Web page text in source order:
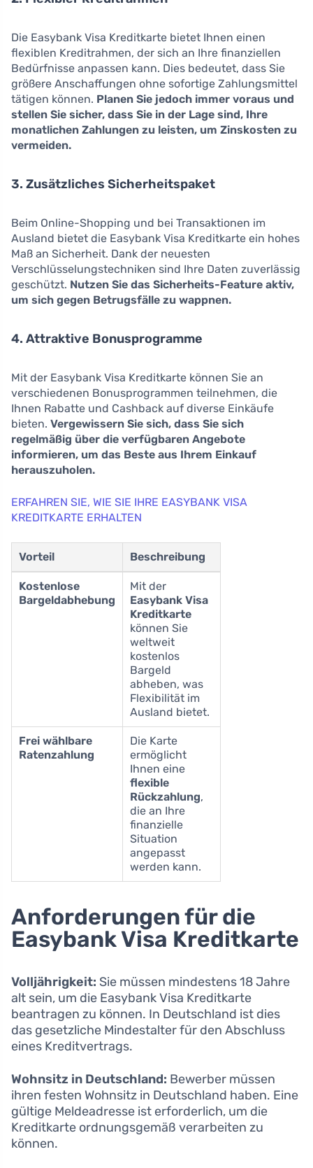
Die Easybank Visa Kreditkarte bietet Ihnen einen
flexiblen Kreditrahmen, der sich an Ihre finanziellen
Bedürfnisse anpassen kann. Dies bedeutet, dass Sie
größere Anschaffungen ohne sofortige Zahlungsmittel
tätigen können. Planen Sie jedoch immer voraus und
stellen Sie sicher, dass Sie in der Lage sind, Ihre
monatlichen Zahlungen zu leisten, um Zinskosten zu
vermeiden.
3. Zusätzliches Sicherheitspaket
Beim Online-Shopping und bei Transaktionen im
Ausland bietet die Easybank Visa Kreditkarte ein hohes
Maß an Sicherheit. Dank der neuesten
Verschlüsselungstechniken sind Ihre Daten zuverlässig
geschützt. Nutzen Sie das Sicherheits-Feature aktiv,
um sich gegen Betrugsfälle zu wappnen.
4. Attraktive Bonusprogramme
Mit der Easybank Visa Kreditkarte können Sie an
verschiedenen Bonusprogrammen teilnehmen, die
Ihnen Rabatte und Cashback auf diverse Einkäufe
bieten. Vergewissern Sie sich, dass Sie sich
regelmäßig über die verfügbaren Angebote
informieren, um das Beste aus Ihrem Einkauf
herauszuholen.
ERFAHREN SIE, WIE SIE IHRE EASYBANK VISA
KREDITKARTE ERHALTEN
Vorteil Beschreibung
Kostenlose
Bargeldabhebung
Mit der
Easybank Visa
Kreditkarte
können Sie
weltweit
kostenlos
Bargeld
abheben, was
Flexibilität im
Ausland bietet.
Frei wählbare
Ratenzahlung
Die Karte
ermöglicht
Ihnen eine
flexible
Rückzahlung,
die an Ihre
finanzielle
Situation
angepasst
werden kann.
Anforderungen für die
Easybank Visa Kreditkarte
Volljährigkeit: Sie müssen mindestens 18 Jahre
alt sein, um die Easybank Visa Kreditkarte
beantragen zu können. In Deutschland ist dies
das gesetzliche Mindestalter für den Abschluss
eines Kreditvertrags.
Wohnsitz in Deutschland: Bewerber müssen
ihren festen Wohnsitz in Deutschland haben. Eine
gültige Meldeadresse ist erforderlich, um die
Kreditkarte ordnungsgemäß verarbeiten zu
können.